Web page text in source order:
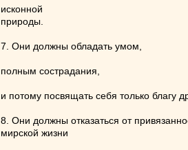
исконной
природы.
7. Они должны обладать умом,
полным сострадания,
и потому посвящать себя только благу
8. Они должны отказаться от
мирской жизни